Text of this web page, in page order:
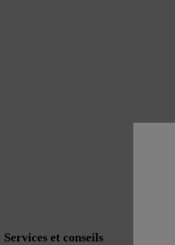
Services et conseils